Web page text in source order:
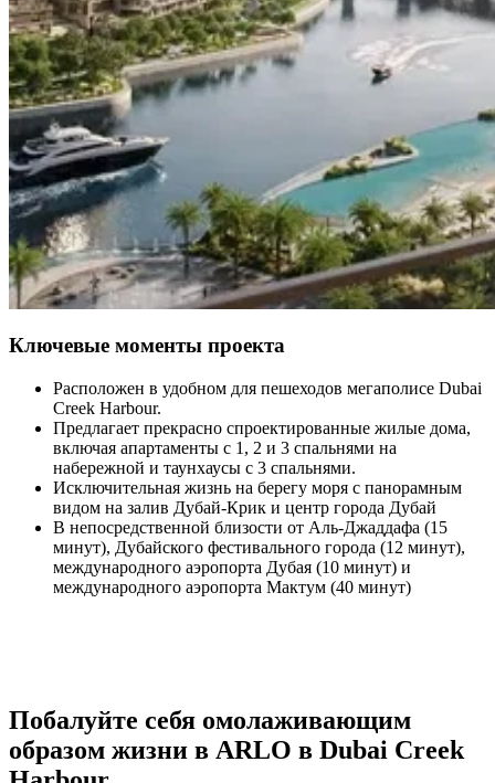
Ключевые моменты проекта
Расположен в удобном для пешеходов мегаполисе Dubai
Creek Harbour.
Предлагает прекрасно спроектированные жилые дома,
включая апартаменты с 1, 2 и 3 спальнями на
набережной и таунхаусы с 3 спальнями.
Исключительная жизнь на берегу моря с панорамным
видом на залив Дубай-Крик и центр города Дубай
В непосредственной близости от Аль-Джаддафа (15
минут), Дубайского фестивального города (12 минут),
международного аэропорта Дубая (10 минут) и
международного аэропорта Мактум (40 минут)
Побалуйте себя омолаживающим
образом жизни в ARLO в Dubai Creek